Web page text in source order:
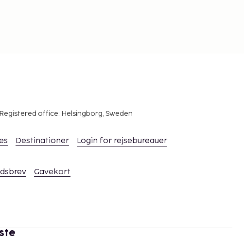
Registered office: Helsingborg, Sweden
Destinationer Login for rejsebureauer
Gavekort